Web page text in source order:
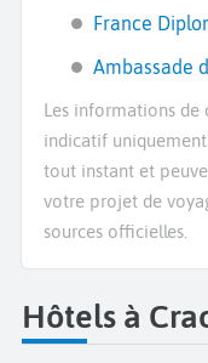
France
Ambassade
Les informations
indicatif
tout instant et
votre projet de
sources officielles.
Hôtels à